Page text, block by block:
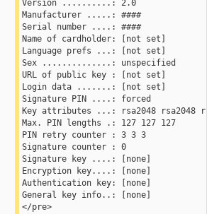
Version ..........: 2.0
Manufacturer .....: ####
Serial number ....: ####
Name of cardholder: [not set]
Language prefs ...: [not set]
Sex ..............: unspecified
URL of public key : [not set]
Login data .......: [not set]
Signature PIN ....: forced
Key attributes ...: rsa2048 rsa2048
Max. PIN lengths .: 127 127 127
PIN retry counter : 3 3 3
Signature counter : 0
Signature key ....: [none]
Encryption key....: [none]
Authentication key: [none]
General key info..: [none]
</pre>